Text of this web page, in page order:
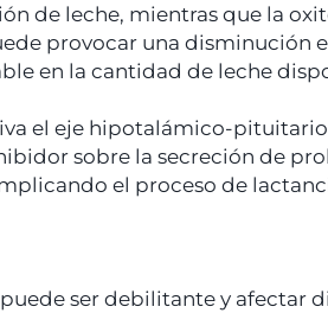
de leche, mientras que la
provocar una disminución
en la cantidad de leche
el eje hipotalámico-
sobre la secreción de
el proceso de
ser debilitante y afectar